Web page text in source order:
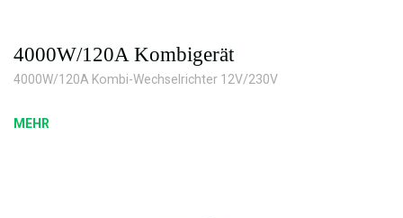
4000W/120A Kombigerät
4000W/120A Kombi-Wechselrichter 12V/230V
MEHR